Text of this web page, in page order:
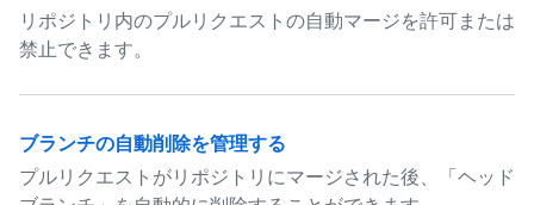
リポジトリ内のプルリクエストの自動マージを許可または
禁止できます。
ブランチの自動削除を管理する
プルリクエストがリポジトリにマージされた後、「ヘッド